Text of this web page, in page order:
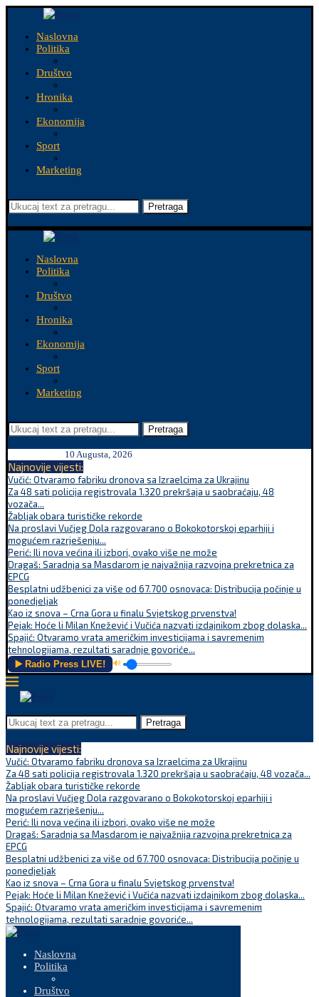
Naslovna
Politika
Društvo
Hronika
Ekonomija
Sport
Marketing
Pretraga
Naslovna
Politika
Društvo
Hronika
Ekonomija
Sport
Marketing
Pretraga
10 Augusta, 2026
Najnovije vijesti:
Vučić: Otvaramo fabriku dronova sa Izraelcima za Ukrajinu
Za 48 sati policija registrovala 1.320 prekršaja u saobraćaju, 48
vozača...
Žabljak obara turističke rekorde
Na proslavi Vučjeg Dola razgovarano o Bokokotorskoj eparhiji i
mogućem razrješenju...
Perić: Ili nova većina ili izbori, ovako više ne može
Dragaš: Saradnja sa Masdarom je najvažnija razvojna prekretnica za
EPCG
Besplatni udžbenici za više od 67.700 osnovaca: Distribucija počinje u
ponedjeljak
Kao iz snova – Crna Gora u finalu Svjetskog prvenstva!
Pejak: Hoće li Milan Knežević i Vučića nazvati izdajnikom zbog dolaska...
Spajić: Otvaramo vrata američkim investicijama i savremenim
tehnologijama, rezultati saradnje govoriće...
▶️ Radio Press LIVE! 🔊
Pretraga
Najnovije vijesti:
Vučić: Otvaramo fabriku dronova sa Izraelcima za Ukrajinu
Za 48 sati policija registrovala 1.320 prekršaja u saobraćaju, 48 vozača...
Žabljak obara turističke rekorde
Na proslavi Vučjeg Dola razgovarano o Bokokotorskoj eparhiji i
mogućem razrješenju...
Perić: Ili nova većina ili izbori, ovako više ne može
Dragaš: Saradnja sa Masdarom je najvažnija razvojna prekretnica za
EPCG
Besplatni udžbenici za više od 67.700 osnovaca: Distribucija počinje u
ponedjeljak
Kao iz snova – Crna Gora u finalu Svjetskog prvenstva!
Pejak: Hoće li Milan Knežević i Vučića nazvati izdajnikom zbog dolaska...
Spajić: Otvaramo vrata američkim investicijama i savremenim
tehnologijama, rezultati saradnje govoriće...
Naslovna
Politika
Društvo